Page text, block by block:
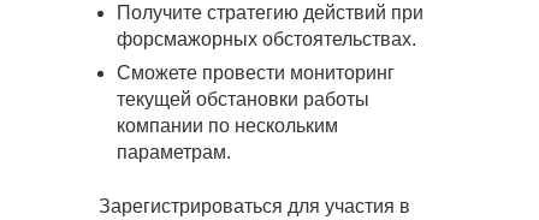
Получите стратегию действий при
форсмажорных обстоятельствах.
Сможете провести мониторинг
текущей обстановки работы
компании по нескольким
параметрам.
Зарегистрироваться для участия в